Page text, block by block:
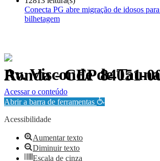
Conecta PG abre migração de idosos
bilhetagem
Av. Visconde de Taunay, 950 - Ronda - CEP
Política de Privacidade.
Acessar o conteúdo
Abrir a barra de ferramentas
Acessibilidade
Aumentar texto
Diminuir texto
Escala de cinza